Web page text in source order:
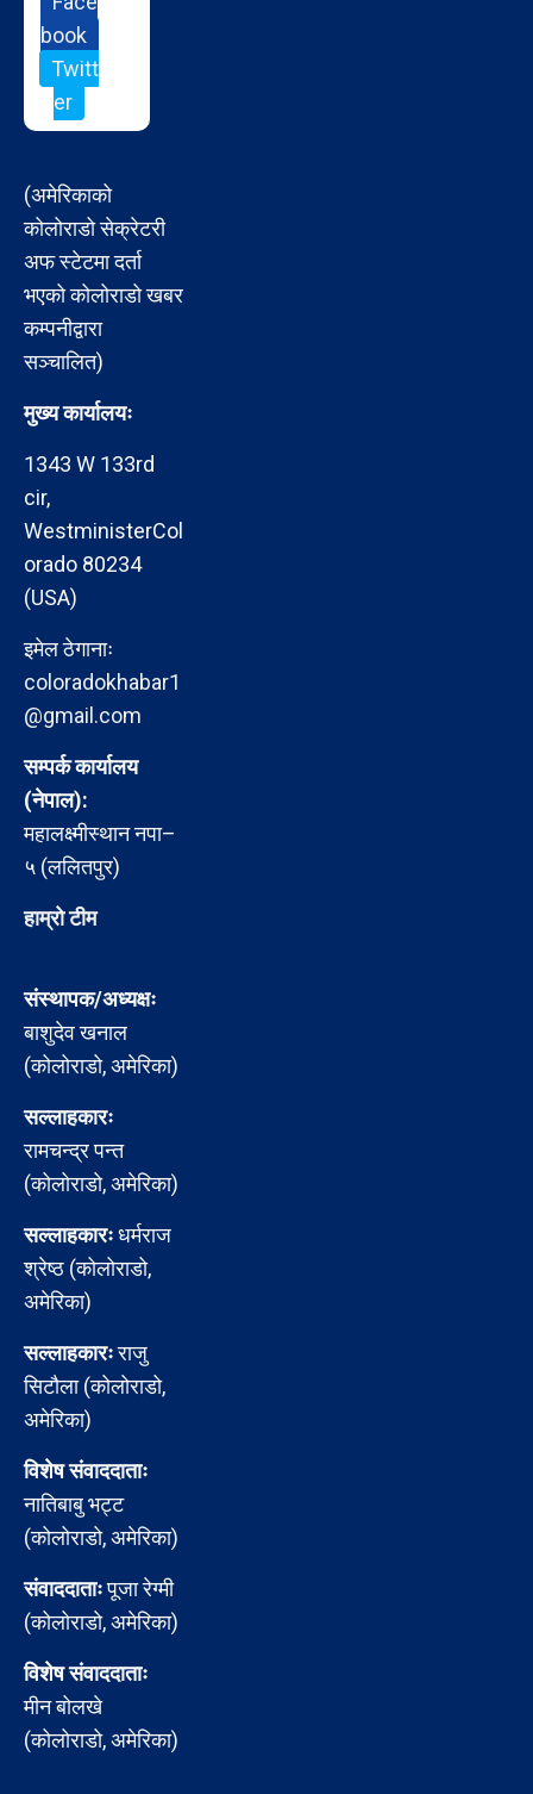
book
Twitt
er
(अमेरिकाको
कोलोराडो सेक्रेटरी
अफ स्टेटमा दर्ता
भएको कोलोराडो खबर
कम्पनीद्वारा
सञ्चालित)
मुख्य कार्यालयः
1343 W 133rd
cir,
WestministerCol
orado 80234
(USA)
इमेल ठेगानाः
coloradokhabar1
@gmail.com
सम्पर्क कार्यालय
(नेपाल):
महालक्ष्मीस्थान नपा–
५ (ललितपुर)
हाम्रो टीम
संस्थापक/अध्यक्षः
बाशुदेव खनाल
(कोलोराडो, अमेरिका)
सल्लाहकारः
रामचन्द्र पन्त
(कोलोराडो, अमेरिका)
सल्लाहकारःधर्मराज
श्रेष्ठ (कोलोराडो,
अमेरिका)
सल्लाहकारःराजु
सिटौला (कोलोराडो,
अमेरिका)
विशेष संवाददाताः
नातिबाबु भट्ट
(कोलोराडो, अमेरिका)
संवाददाताःपूजा रेग्मी
(कोलोराडो, अमेरिका)
विशेष संवाददाताः
मीन बोलखे
(कोलोराडो, अमेरिका)